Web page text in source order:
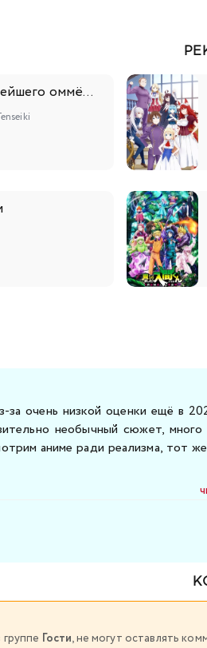
Реинкарнация сильнейшего оммёдзи: Эти монстры слишком слабы по сравнению с моим ёкаем
за очень низкой оценки ещё в
необычный сюжет, много
аниме ради реализма, тот
Гости, не могут оставлять